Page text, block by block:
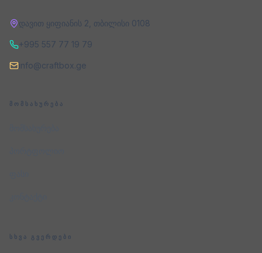
დავით ყიფიანის 2 თბილისი 0108
+995 557 77 19 79
info@craftbox.ge
ᲛᲝᲛᲡᲐᲮᲣᲠᲔᲑᲐ
ᲡᲮᲕᲐ ᲒᲕᲔᲠᲓᲔᲑᲘ